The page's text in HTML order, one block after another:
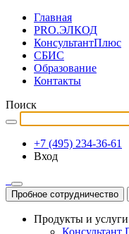
Главная
PRO.ЭЛКОД
КонсультантПлюс
СБИС
Образование
Контакты
Поиск
+7 (495) 234-36-61
Вход
Пробное сотрудничество
Продукты и услуги
Консультант